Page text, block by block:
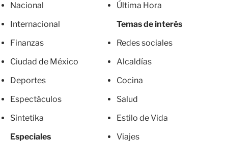
Nacional
Internacional
Finanzas
Ciudad de México
Deportes
Espectáculos
Sintetika
Especiales
Última Hora
Temas de interés
Redes sociales
Alcaldías
Cocina
Salud
Estilo de Vida
Viajes